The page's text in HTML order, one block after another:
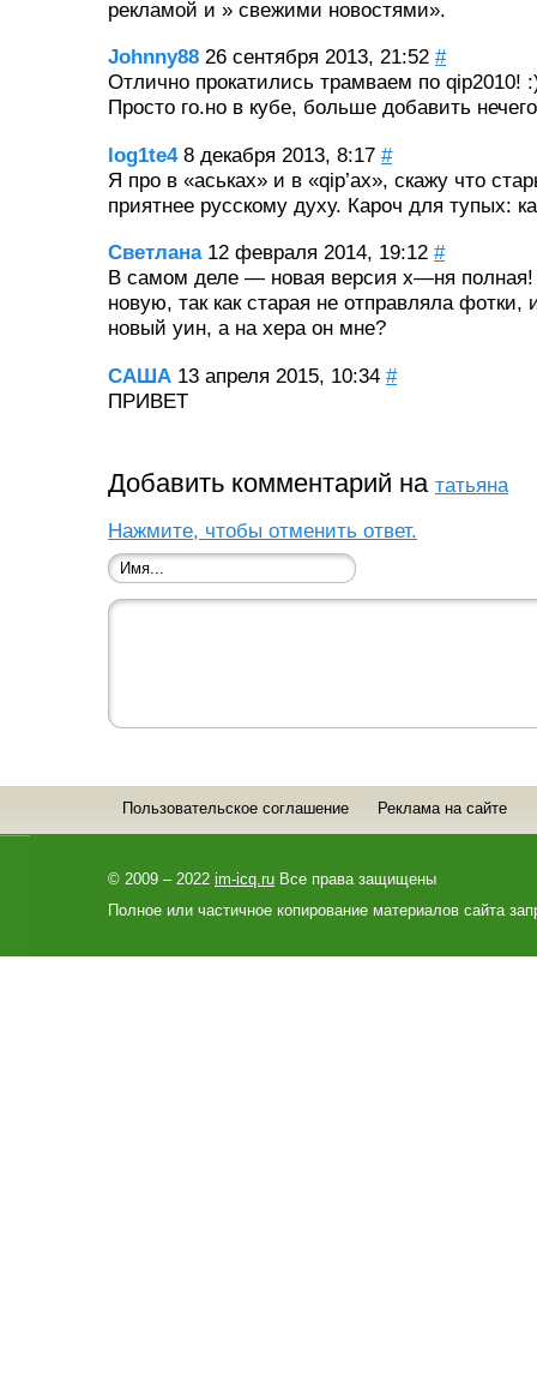
рекламой и » свежими новостями».
Johnny88 26 сентября 2013, 21:52 #
Отлично прокатились трамваем по qip2010!
Просто го.но в кубе, больше добавить
log1te4 8 декабря 2013, 8:17 #
Я про в «аськах» и в «qip’ах», скажу что
приятнее русскому духу. Кароч для тупых:
Светлана 12 февраля 2014, 19:12 #
В самом деле — новая версия х—ня полная!
новую, так как старая не отправляла
новый уин, а на хера он мне?
САША 13 апреля 2015, 10:34 #
ПРИВЕТ
Добавить комментарий на татьяна
Нажмите, чтобы отменить ответ.
Пользовательское соглашение Реклама на сайте
© 2009 – 2022 im-icq.ru Все права защищены
Полное или частичное копирование материалов сайта